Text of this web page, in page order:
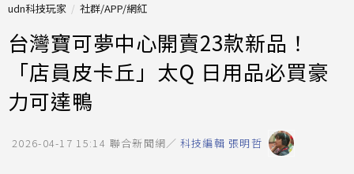
udn科技玩家 社群/APP/網紅
台灣寶可夢中心開賣23款新品！
「店員皮卡丘」太Q 日用品必買豪
力可達鴨
2026-04-17 15:14 聯合新聞網／ 科技編輯 張明哲